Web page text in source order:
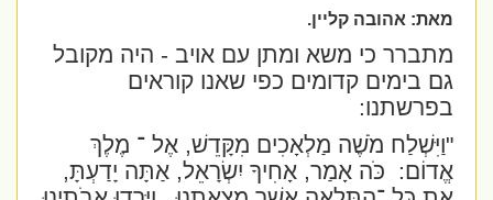
מאת: אהובה קליין.
מתברר כי משא ומתן עם אויב - היה מקובל
גם בימים קדומים כפי שאנו קוראים
בפרשתנו:
"וַיִּשְׁלַח מֹשֶׁה מַלְאָכִים מִקָּדֵשׁ, אֶל ־ מֶלֶךְ
אֱדוֹם: כֹּה אָמַר, אָחִיךָ יִשְׂרָאֵל, אַתָּה יָדַעְתָּ,